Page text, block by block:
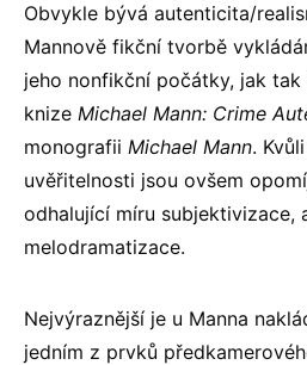
Obvykle bývá autenticita/
Mannově fikční tvorbě
jeho nonfikční počátky, jak tak
knize Michael Mann: Crime
monografii Michael Mann.
uvěřitelnosti jsou ovšem
odhalující míru subjektivizace,
melodramatizace.
Nejvýraznější je u Manna
jedním z prvků